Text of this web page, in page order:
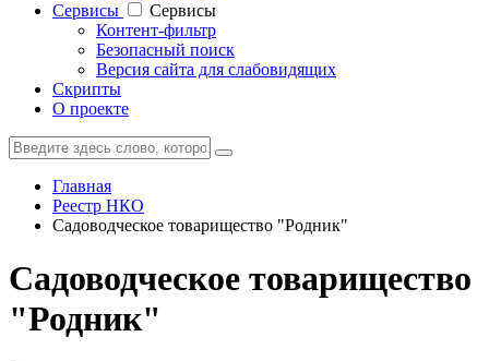
Cервисы
Cервисы
Контент-фильтр
Безопасный поиск
Версия сайта для слабовидящих
Скрипты
О проекте
Главная
Реестр НКО
Садоводческое товарищество "Родник"
Садоводческое товарищество
"Родник"